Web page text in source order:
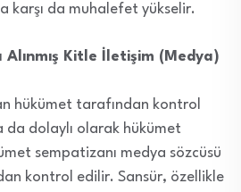
karşı da muhalefet yükselir.
Alınmış Kitle İletişim (Medya)
hükümet tarafından kontrol
da dolaylı olarak hükümet
sempatizanı medya sözcüsü
kontrol edilir. Sansür, özellikle